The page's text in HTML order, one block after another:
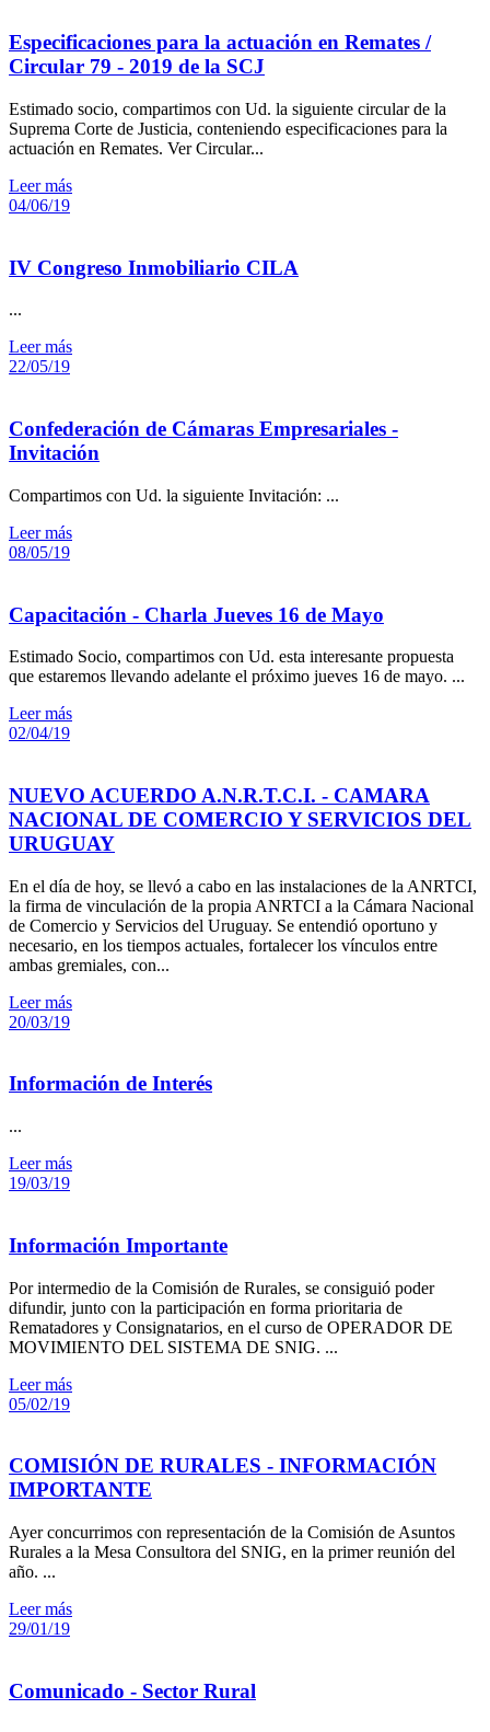
Especificaciones para la actuación en Remates /
Circular 79 - 2019 de la SCJ
Estimado socio, compartimos con Ud. la siguiente circular de la
Suprema Corte de Justicia, conteniendo especificaciones para la
actuación en Remates. Ver Circular...
Leer más
04/06/19
IV Congreso Inmobiliario CILA
...
Leer más
22/05/19
Confederación de Cámaras Empresariales -
Invitación
Compartimos con Ud. la siguiente Invitación: ...
Leer más
08/05/19
Capacitación - Charla Jueves 16 de Mayo
Estimado Socio, compartimos con Ud. esta interesante propuesta
que estaremos llevando adelante el próximo jueves 16 de mayo. ...
Leer más
02/04/19
NUEVO ACUERDO A.N.R.T.C.I. - CAMARA
NACIONAL DE COMERCIO Y SERVICIOS DEL
URUGUAY
En el día de hoy, se llevó a cabo en las instalaciones de la ANRTCI,
la firma de vinculación de la propia ANRTCI a la Cámara Nacional
de Comercio y Servicios del Uruguay. Se entendió oportuno y
necesario, en los tiempos actuales, fortalecer los vínculos entre
ambas gremiales, con...
Leer más
20/03/19
Información de Interés
...
Leer más
19/03/19
Información Importante
Por intermedio de la Comisión de Rurales, se consiguió poder
difundir, junto con la participación en forma prioritaria de
Rematadores y Consignatarios, en el curso de OPERADOR DE
MOVIMIENTO DEL SISTEMA DE SNIG. ...
Leer más
05/02/19
COMISIÓN DE RURALES - INFORMACIÓN
IMPORTANTE
Ayer concurrimos con representación de la Comisión de Asuntos
Rurales a la Mesa Consultora del SNIG, en la primer reunión del
año. ...
Leer más
29/01/19
Comunicado - Sector Rural